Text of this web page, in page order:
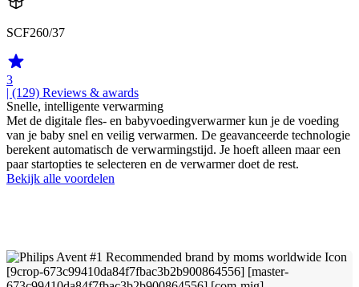
SCF260/37
3
| (129) Reviews & awards
Snelle, intelligente verwarming
Met de digitale fles- en babyvoedingverwarmer kun je de voeding
van je baby snel en veilig verwarmen. De geavanceerde technologie
berekent automatisch de verwarmingstijd. Je hoeft alleen maar een
paar startopties te selecteren en de verwarmer doet de rest.
Bekijk alle voordelen